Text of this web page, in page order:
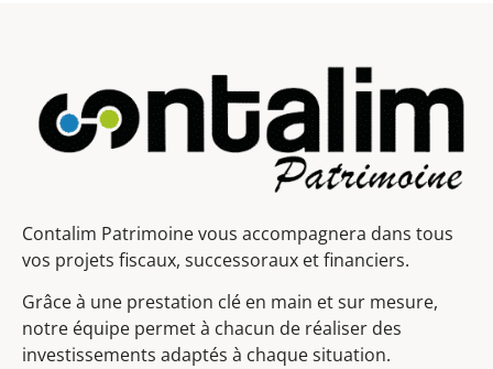
Contalim Patrimoine vous accompagnera dans tous
vos projets fiscaux, successoraux et financiers.
Grâce à une prestation clé en main et sur mesure,
notre équipe permet à chacun de réaliser des
investissements adaptés à chaque situation.